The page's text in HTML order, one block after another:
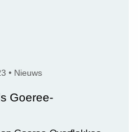
• Nieuws
Goeree-